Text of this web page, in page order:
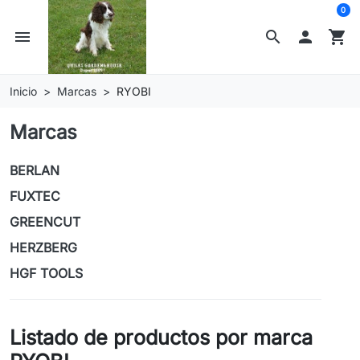
search
menu  shopping_cart
0
Inicio Marcas RYOBI
Marcas
BERLAN
FUXTEC
GREENCUT
HERZBERG
HGF TOOLS
Listado de productos por marca